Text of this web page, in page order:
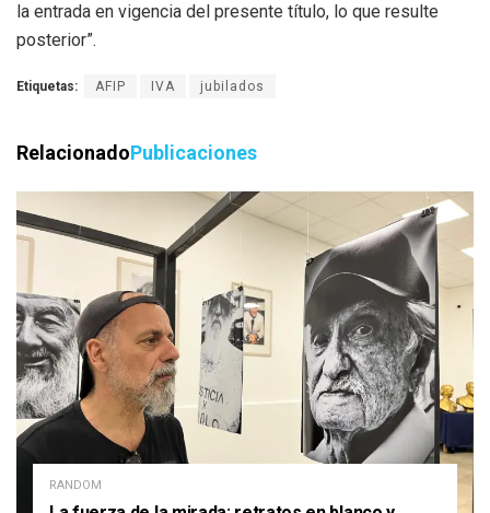
la entrada en vigencia del presente título, lo que resulte
posterior”.
Etiquetas: AFIP IVA jubilados
RelacionadoPublicaciones
RANDOM